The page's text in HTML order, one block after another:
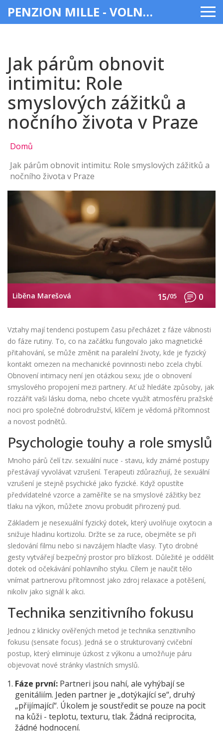
PENZION MILLE - VOLNÝ ČAS & ZÁBAVA
Jak párům obnovit
intimitu: Role
smyslových zážitků a
nočního života v Praze
Domů
Jak párům obnovit intimitu: Role smyslových zážitků a
nočního života v Praze
Liběna Marešová 15/05 0
Vztahy mají tendenci postupem času přecházet z fáze vábnosti
do fáze rutiny. To, co na začátku fungovalo jako magnetické
přitahování, se může změnit na paralelní životy, kde je fyzický
kontakt omezen na mechanické povinnosti nebo zcela chybí.
Obnovení intimacy není jen otázkou sexu; jde o obnovení
smyslového propojení mezi partnery. Ať už hledáte způsoby, jak
rozzářit vaši lásku doma, nebo chcete využít atmosféru pražské
noci pro společné dobrodružství, klíčem je vědomá přítomnost
a novost podnětů.
Psychologie touhy a role smyslů
Mnoho párů čelí tzv. sexuální nuce - stavu, kdy známé postupy
přestávají vyvolávat vzrušení. Terapeuti zdůrazňují, že sexuální
vzrušení je stejně psychické jako fyzické. Když opustíte
předvídatelné vzorce a zaměříte se na smyslové zážitky bez
tlaku na výkon, můžete znovu probudit přirozený pud.
Základem je nesexuální fyzický dotek, který uvolňuje oxytocin a
snižuje hladinu kortizolu. Držte se za ruce, obejměte se při
sledování filmu nebo si navzájem hlaďte vlasy. Tyto drobné
gesty vytvářejí bezpečný prostor pro blízkost. Důležité je oddělit
dotek od očekávání pohlavního styku. Cílem je naučit tělo
vnímat partnerovu přítomnost jako zdroj relaxace a potěšení,
nikoliv jako signál k akci.
Technika senzitivního fokusu
Jednou z klinicky ověřených metod je technika senzitivního
fokusu (sensate focus). Jedná se o strukturovaný cvičební
postup, který eliminuje úzkost z výkonu a umožňuje páru
objevovat nové stránky vlastních smyslů.
Fáze první: Partneri jsou nahí, ale vyhýbají se
genitáliím. Jeden partner je „dotýkající se“, druhý
„přijímající“. Úkolem je soustředit se pouze na pocit
na kůži - teplotu, texturu, tlak. Žádná reciprocita,
žádné hodnocení.